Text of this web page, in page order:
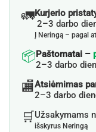
🚛Kurjerio
2–3 darbo
Į Neringą – pagal
📦 Paštomatai –
2–3 darbo
🏬Atsiėmimas
2–3 darbo
🛒 Užsakymams
išskyrus Neringą